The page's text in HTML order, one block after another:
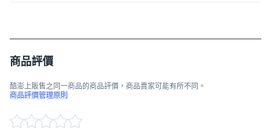
商品評價
酷澎上販售之同一商品的商品評價，商品賣家可能有所不同。
商品評價管理原則